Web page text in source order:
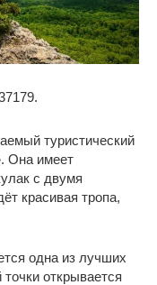
туристический
Она имеет
с двумя
красивая тропа,
одна из лучших
открывается